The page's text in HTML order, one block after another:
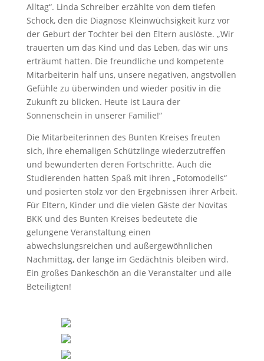
Alltag“. Linda Schreiber erzählte von dem tiefen
Schock, den die Diagnose Kleinwüchsigkeit kurz vor
der Geburt der Tochter bei den Eltern auslöste. „Wir
trauerten um das Kind und das Leben, das wir uns
erträumt hatten. Die freundliche und kompetente
Mitarbeiterin half uns, unsere negativen, angstvollen
Gefühle zu überwinden und wieder positiv in die
Zukunft zu blicken. Heute ist Laura der
Sonnenschein in unserer Familie!“
Die Mitarbeiterinnen des Bunten Kreises freuten
sich, ihre ehemaligen Schützlinge wiederzutreffen
und bewunderten deren Fortschritte. Auch die
Studierenden hatten Spaß mit ihren „Fotomodells“
und posierten stolz vor den Ergebnissen ihrer Arbeit.
Für Eltern, Kinder und die vielen Gäste der Novitas
BKK und des Bunten Kreises bedeutete die
gelungene Veranstaltung einen
abwechslungsreichen und außergewöhnlichen
Nachmittag, der lange im Gedächtnis bleiben wird.
Ein großes Dankeschön an die Veranstalter und alle
Beteiligten!